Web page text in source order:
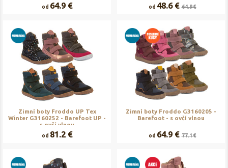
od 64.9 € od 48.6 € 64.9 €
Zimní boty Froddo UP Tex
Winter G3160252 - Barefoot UP -
s ovčí vlnou
od 81.2 €
Zimní boty Froddo G3160205 -
Barefoot - s ovčí vlnou
od 64.9 € 77.1 €